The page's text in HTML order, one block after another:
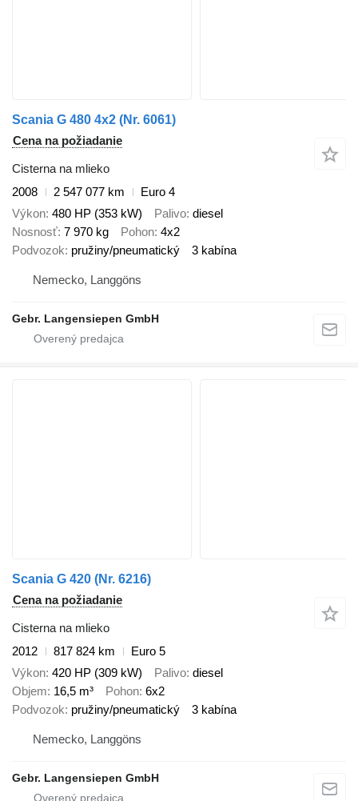
Scania G 480 4x2 (Nr. 6061)
Cena na požiadanie
Cisterna na mlieko
2008
2 547 077 km
Euro 4
Výkon 480 HP (353 kW) Palivo diesel
Nosnosť 7 970 kg Pohon 4x2
Podvozok pružiny/pneumatický 3 kabína
Nemecko, Langgöns
Gebr. Langensiepen GmbH
Scania G 420 (Nr. 6216)
Cena na požiadanie
Cisterna na mlieko
2012
817 824 km
Euro 5
Výkon 420 HP (309 kW) Palivo diesel
Objem 16,5 m³ Pohon 6x2
Podvozok pružiny/pneumatický 3 kabína
Nemecko, Langgöns
Gebr. Langensiepen GmbH